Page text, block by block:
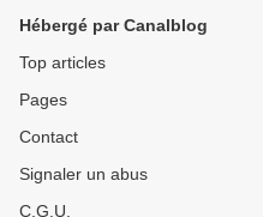
Hébergé par Canalblog
Top articles
Pages
Contact
Signaler un abus
C.G.U.